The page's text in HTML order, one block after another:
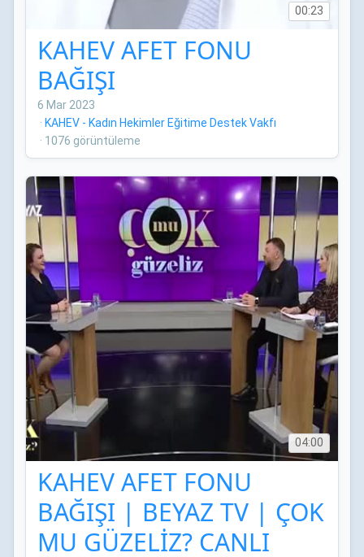
00:23
KAHEV AFET FONU
BAĞIŞI
6 Mar 2023
· KAHEV - Kadın Hekimler Eğitime Destek Vakfı
· 1076 görüntüleme
04:00
KAHEV AFET FONU
BAĞIŞI | BEYAZ TV | ÇOK
MU GÜZELİZ? CANLI